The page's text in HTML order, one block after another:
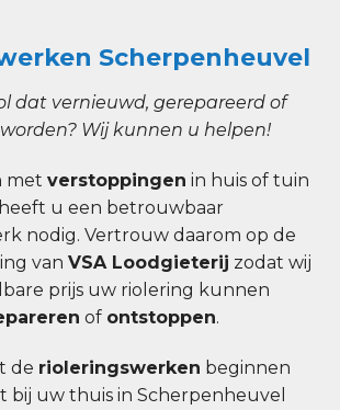
Scherpenheuvel
dat vernieuwd, gerepareerd of
Wij kunnen u helpen!
met verstoppingen in huis of tuin
u een betrouwbaar
nodig. Vertrouw daarom op de
van VSA Loodgieterij zodat wij
prijs uw riolering kunnen
of ontstoppen.
de rioleringswerken beginnen
bij uw thuis in Scherpenheuvel